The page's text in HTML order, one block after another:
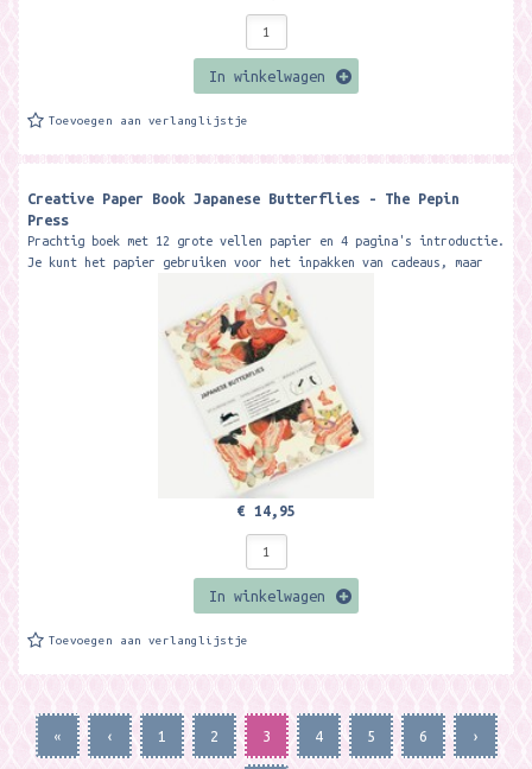
In winkelwagen
Toevoegen aan verlanglijstje
Creative Paper Book Japanese Butterflies - The Pepin
Press
Prachtig boek met 12 grote vellen papier en 4 pagina's introductie.
Je kunt het papier gebruiken voor het inpakken van cadeaus, maar
€ 14,95
In winkelwagen
Toevoegen aan verlanglijstje
« ‹ 1 2 3 4 5 6 ›